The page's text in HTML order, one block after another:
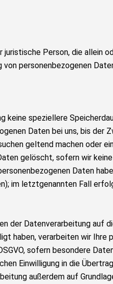
Person, die allein
personenbezogenen
keine speziellere
Daten bei uns, bis der
geltend machen oder
gelöscht, sofern wir
Daten
im letztgenannten Fall
der Datenverarbeitung auf
haben, verarbeiten wir Ihre
sofern besondere
Einwilligung in die
außerdem auf